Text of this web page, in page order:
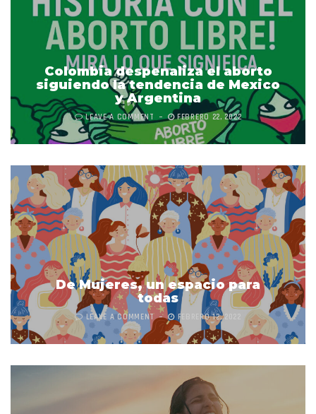
Colombia despenaliza el aborto
siguiendo la tendencia de Mexico
y Argentina
LEAVE A COMMENT FEBRERO 22, 2022
De Mujeres, un espacio para
todas
LEAVE A COMMENT FEBRERO 12, 2022